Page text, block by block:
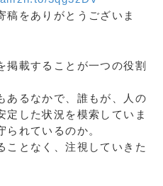
稿をありがとうございま
掲載することが一つの役割
あるなかで、誰もが、人の
定した状況を模索していま
れているのか。
ことなく、注視していきた